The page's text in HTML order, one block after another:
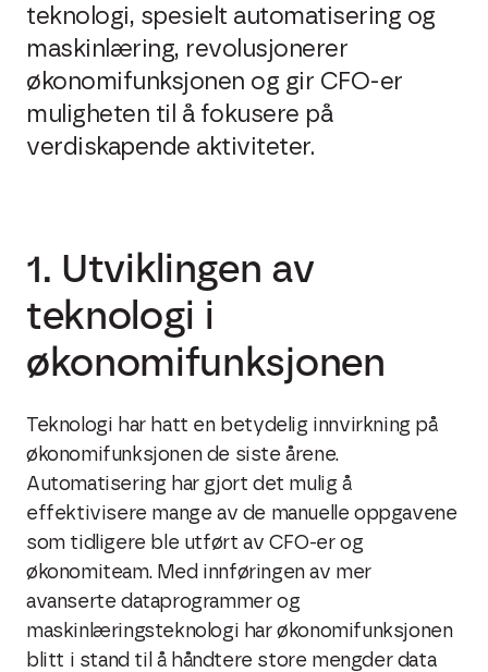
teknologi, spesielt automatisering og
maskinlæring, revolusjonerer
økonomifunksjonen og gir CFO-er
muligheten til å fokusere på
verdiskapende aktiviteter.
1. Utviklingen av
teknologi i
økonomifunksjonen
Teknologi har hatt en betydelig innvirkning på
økonomifunksjonen de siste årene.
Automatisering har gjort det mulig å
effektivisere mange av de manuelle oppgavene
som tidligere ble utført av CFO-er og
økonomiteam. Med innføringen av mer
avanserte dataprogrammer og
maskinlæringsteknologi har økonomifunksjonen
blitt i stand til å håndtere store mengder data